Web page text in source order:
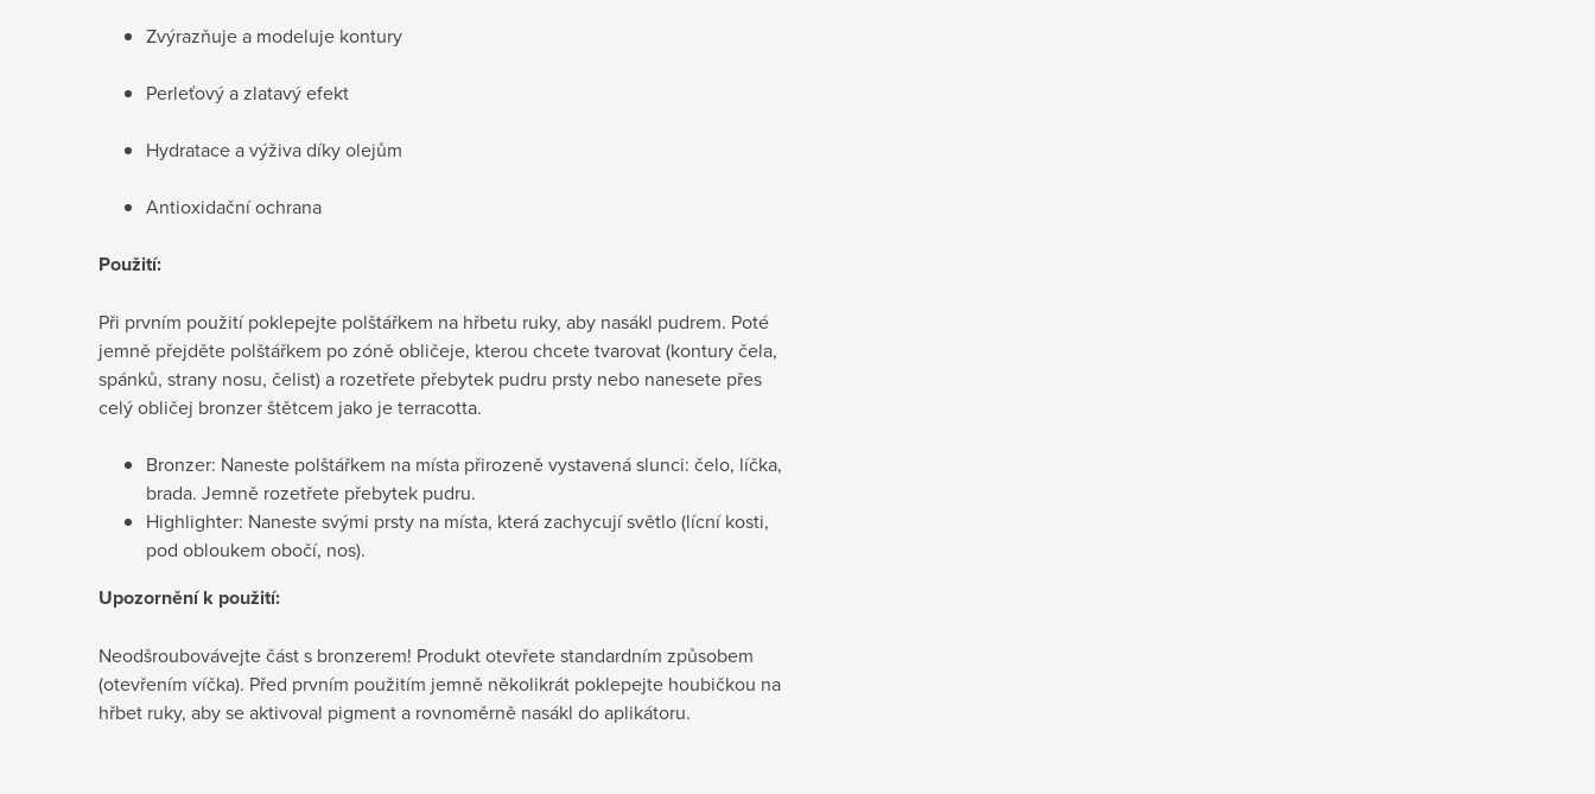
Zvýrazňuje a modeluje kontury
Perleťový a zlatavý efekt
Hydratace a výživa díky olejům
Antioxidační ochrana
Použití:
Při prvním použití poklepejte polštářkem na hřbetu ruky, aby nasákl pudrem. Poté
jemně přejděte polštářkem po zóně obličeje, kterou chcete tvarovat (kontury čela,
spánků, strany nosu, čelist) a rozetřete přebytek pudru prsty nebo nanesete přes
celý obličej bronzer štětcem jako je terracotta.
Bronzer: Naneste polštářkem na místa přirozeně vystavená slunci: čelo, líčka,
brada. Jemně rozetřete přebytek pudru.
Highlighter: Naneste svými prsty na místa, která zachycují světlo (lícní kosti,
pod obloukem obočí, nos).
Upozornění k použití:
Neodšroubovávejte část s bronzerem! Produkt otevřete standardním způsobem
(otevřením víčka). Před prvním použitím jemně několikrát poklepejte houbičkou na
hřbet ruky, aby se aktivoval pigment a rovnoměrně nasákl do aplikátoru.